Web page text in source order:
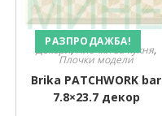
РАЗПРОДАЖБА!
Декори,Плочки за кухня,
Плочки модели
Brika PATCHWORK bar
7.8×23.7 декор